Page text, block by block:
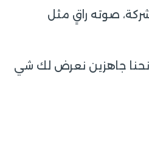
صوته راقٍ مثل
ونحنا جاهزين نعرض لك شي